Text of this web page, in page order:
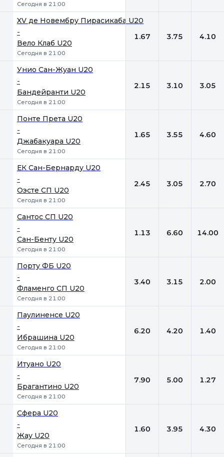
Сегодня в 21:00
XV де Новембру Пирасикаба U20
-
Вело Клаб U20
Сегодня в 21:00
1.67 3.75 4.10
Унио Сан-Жуан U20
-
Бандейранти U20
Сегодня в 21:00
2.15 3.10 3.05
Понте Прета U20
-
Джабакуара U20
Сегодня в 21:00
1.65 3.55 4.60
ЕК Сан-Бернарду U20
-
Оэсте СП U20
Сегодня в 21:00
2.45 3.05 2.70
Сантос СП U20
-
Сан-Бенту U20
Сегодня в 21:00
1.13 6.60 14.00
Порту ФБ U20
-
Фламенго СП U20
Сегодня в 21:00
3.40 3.15 2.00
Паулиненсе U20
-
Ибрашина U20
Сегодня в 21:00
6.20 4.20 1.40
Итуано U20
-
Брагантино U20
Сегодня в 21:00
7.90 5.00 1.27
Сфера U20
-
Жау U20
Сегодня в 21:00
1.60 3.95 4.30